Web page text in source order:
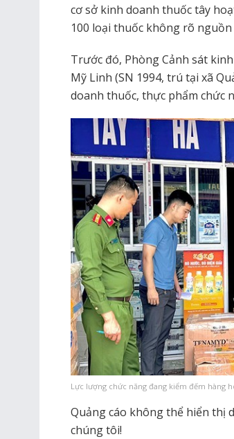
cơ sở kinh doanh thuốc tây
100 loại thuốc không rõ nguồn
Trước đó, Phòng Cảnh sát
Mỹ Linh (SN 1994, trú tại xã
doanh thuốc, thực phẩm chức
Lực lượng chức năng đang kiểm đếm hàng
Quảng cáo không thể hiển thị
chúng tôi!